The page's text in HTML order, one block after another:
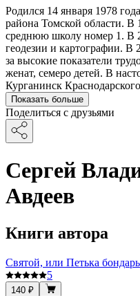
Родился 14 января 1978
района Томской области. В
среднюю школу номер 1. В
геодезии и картографии. В
за высокие показатели
женат, семеро детей. В
Курганинск
Показать больше
Поделиться с друзьями
Сергей
Авдеев
Книги автора
Святой, или Петька бондарь
5
140 ₽